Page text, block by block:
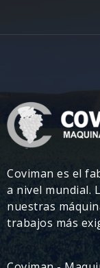
Coviman es el
a nivel mundial.
nuestras
trabajos más